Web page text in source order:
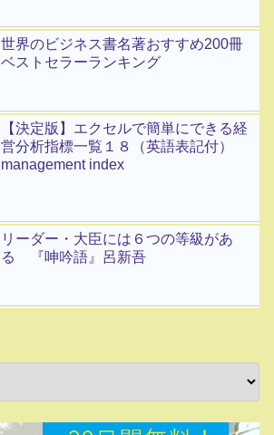
世界のビジネス書名著おすすめ200冊
ベストセラーランキング
【決定版】エクセルで簡単にできる経
営分析指標一覧１８（英語表記付）
management index
リーダー・大臣には６つの等級があ
る 『呻吟語』呂新吾